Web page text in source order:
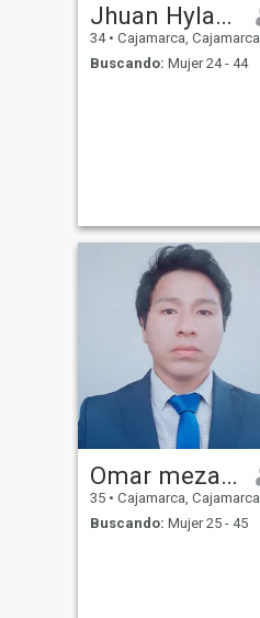
Jhuan Hylario
34 • Cajamarca, Cajamarca, Perú
Buscando: Mujer 24 - 44
Omar meza munguia
35 • Cajamarca, Cajamarca, Perú
Buscando: Mujer 25 - 45